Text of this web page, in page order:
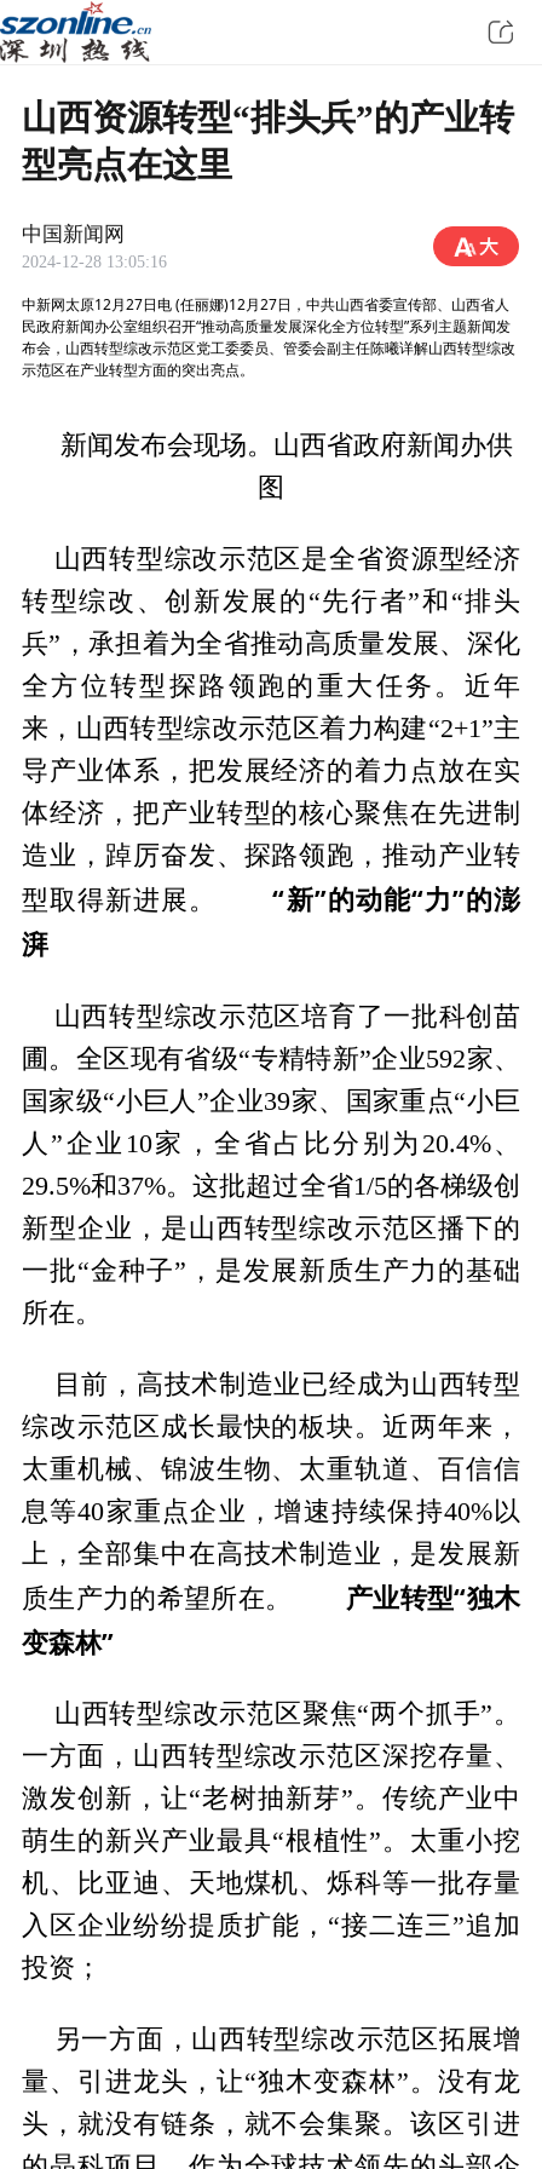
山西资源转型“排头兵”的产业转
型亮点在这里
中国新闻网
2024-12-28 13:05:16
中新网太原12月27日电 (任丽娜)12月27日，中共山西省委宣传部、山西省人
民政府新闻办公室组织召开“推动高质量发展深化全方位转型”系列主题新闻发
布会，山西转型综改示范区党工委委员、管委会副主任陈曦详解山西转型综改
示范区在产业转型方面的突出亮点。
新闻发布会现场。山西省政府新闻办供
图
山西转型综改示范区是全省资源型经济
转型综改、创新发展的“先行者”和“排头
兵”，承担着为全省推动高质量发展、深化
全方位转型探路领跑的重大任务。近年
来，山西转型综改示范区着力构建“2+1”主
导产业体系，把发展经济的着力点放在实
体经济，把产业转型的核心聚焦在先进制
造业，踔厉奋发、探路领跑，推动产业转
型取得新进展。
“新”的动能“力”的澎
湃
山西转型综改示范区培育了一批科创苗
圃。全区现有省级“专精特新”企业592家、
国家级“小巨人”企业39家、国家重点“小巨
人”企业10家，全省占比分别为20.4%、
29.5%和37%。这批超过全省1/5的各梯级创
新型企业，是山西转型综改示范区播下的
一批“金种子”，是发展新质生产力的基础
所在。
目前，高技术制造业已经成为山西转型
综改示范区成长最快的板块。近两年来，
太重机械、锦波生物、太重轨道、百信信
息等40家重点企业，增速持续保持40%以
上，全部集中在高技术制造业，是发展新
质生产力的希望所在。
产业转型“独木
变森林”
山西转型综改示范区聚焦“两个抓手”。
一方面，山西转型综改示范区深挖存量、
激发创新，让“老树抽新芽”。传统产业中
萌生的新兴产业最具“根植性”。太重小挖
机、比亚迪、天地煤机、烁科等一批存量
入区企业纷纷提质扩能，“接二连三”追加
投资；
另一方面，山西转型综改示范区拓展增
量、引进龙头，让“独木变森林”。没有龙
头，就没有链条，就不会集聚。该区引进